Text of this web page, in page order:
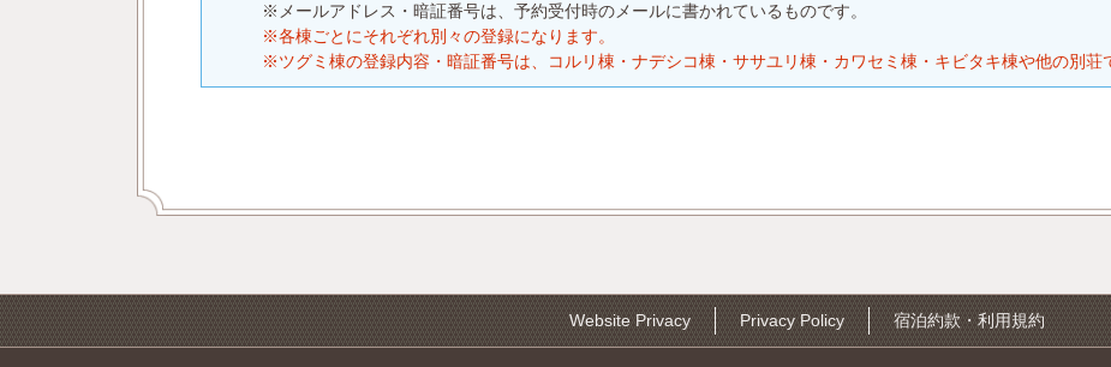
※メールアドレス・暗証番号は、予約受付時のメールに書かれているものです。
※各棟ごとにそれぞれ別々の登録になります。
※ツグミ棟の登録内容・暗証番号は、コルリ棟・ナデシコ棟・ササユリ棟・カワセミ棟・キビタキ棟や他の別荘
Website Privacy Privacy Policy 宿泊約款・利用規約